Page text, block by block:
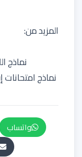
المزيد من:
نماذج
نماذج امتحانات
واتساب